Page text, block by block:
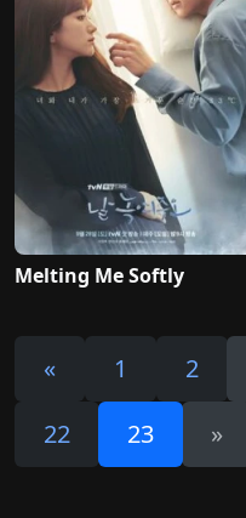
Melting Me Softly
« 1 2
22
23 »